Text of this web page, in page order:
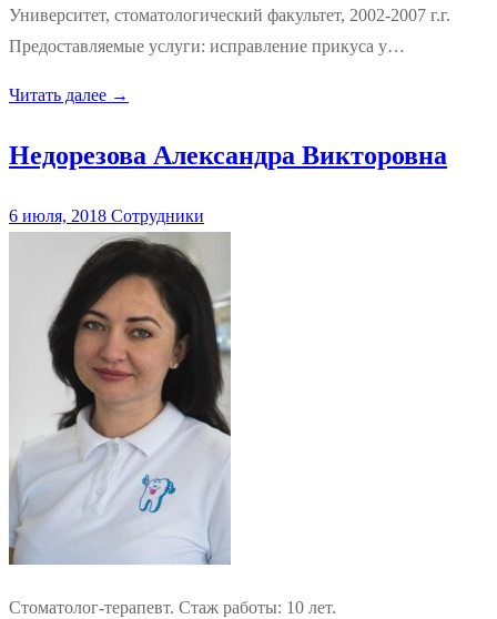
Университет, стоматологический факультет, 2002-2007 г.г.
Предоставляемые услуги: исправление прикуса у…
Читать далее →
Недорезова Александра Викторовна
6 июля, 2018 Сотрудники
Стоматолог-терапевт. Стаж работы: 10 лет.